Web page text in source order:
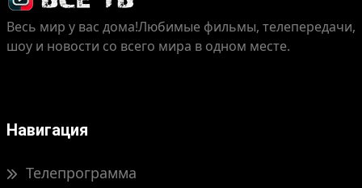
Весь мир у вас дома!Любимые фильмы, телепередачи,
шоу и новости со всего мира в одном месте.
Навигация
Телепрограмма